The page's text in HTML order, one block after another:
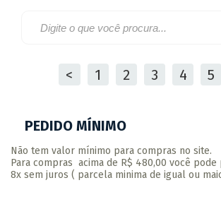
Filtrar
< 1 2 3 4 5
PEDIDO MÍNIMO
Não tem valor mínimo para compras no site.
Para compras acima de R$ 480,00 você
8x sem juros ( parcela minima de igual ou